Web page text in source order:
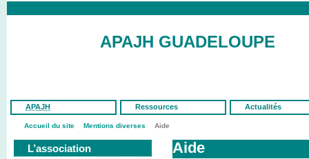
APAJH GUADELOUPE
APAJH Ressources Actualités
Accueil du site Mentions diverses Aide
L’association Aide